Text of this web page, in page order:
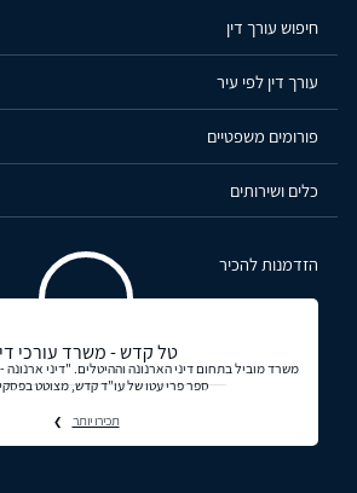
חיפוש עורך דין
עורך דין לפי עיר
פורומים משפטיים
כלים ושירותים
הזדמנות להכיר
טל קדש - משרד עורכי
משרד מוביל בתחום דיני הארנונה וההיטלים. "דיני
ספר פרי עטו של עו"ד קדש, מצוטט
תכירו יותר